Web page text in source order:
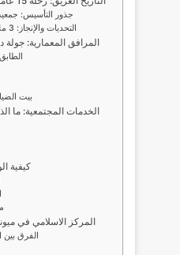
جذور التأسيس:
التحديات والإنجاز: 3 ملايين مارك ألماني و3000 متر مربع
المرافق المعمارية: جولة
بيت
الخدمات المجتمعية: ما
كيفية
المركز الاسلامي في
الفرق بين